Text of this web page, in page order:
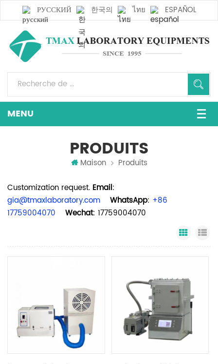
РУССКИЙ 한국의 ไทย ESPAÑOL
PRODUITS
Maison Produits
Customization request. Email:
gia@tmaxlaboratory.com
WhatsApp: +86
17759004070
Wechat: 17759004070
Grid